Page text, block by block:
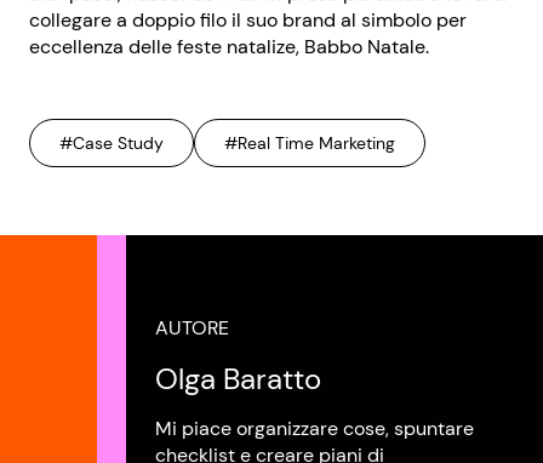
collegare a doppio filo il suo brand al simbolo per
eccellenza delle feste natalize, Babbo Natale.
#Case Study #Real Time Marketing
AUTORE
Olga Baratto
Mi piace organizzare cose, spuntare
checklist e creare piani di